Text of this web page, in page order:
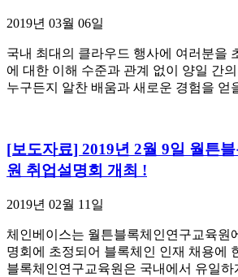
2019년 03월 06일
국내 최대의 클라우드 행사에 여러분을
에 대한 이해 수준과 관계 없이 양일 간
누구든지 알찬 배움과 새로운 경험을 얻
[보도자료] 2019년 2월 9일 월튼
원 취업설명회 개최 !
2019년 02월 11일
체인베이스는 월튼블록체인연구교육원
명회에 초정되어 블록체인 인재 채용에
블록체인연구교육원은 국내에서 유일